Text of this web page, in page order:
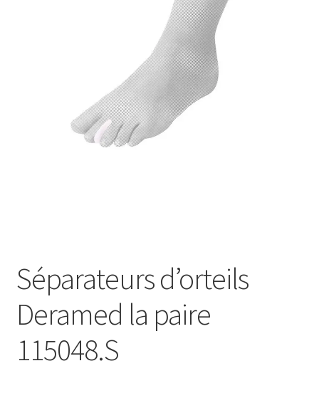
Séparateurs d’orteils
Deramed la paire
115048.S